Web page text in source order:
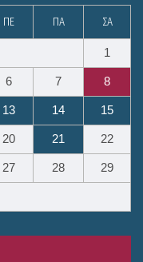
ΠΕ ΠΑ ΣΑ
1
6 7 8
13 14 15
20 21 22
27 28 29